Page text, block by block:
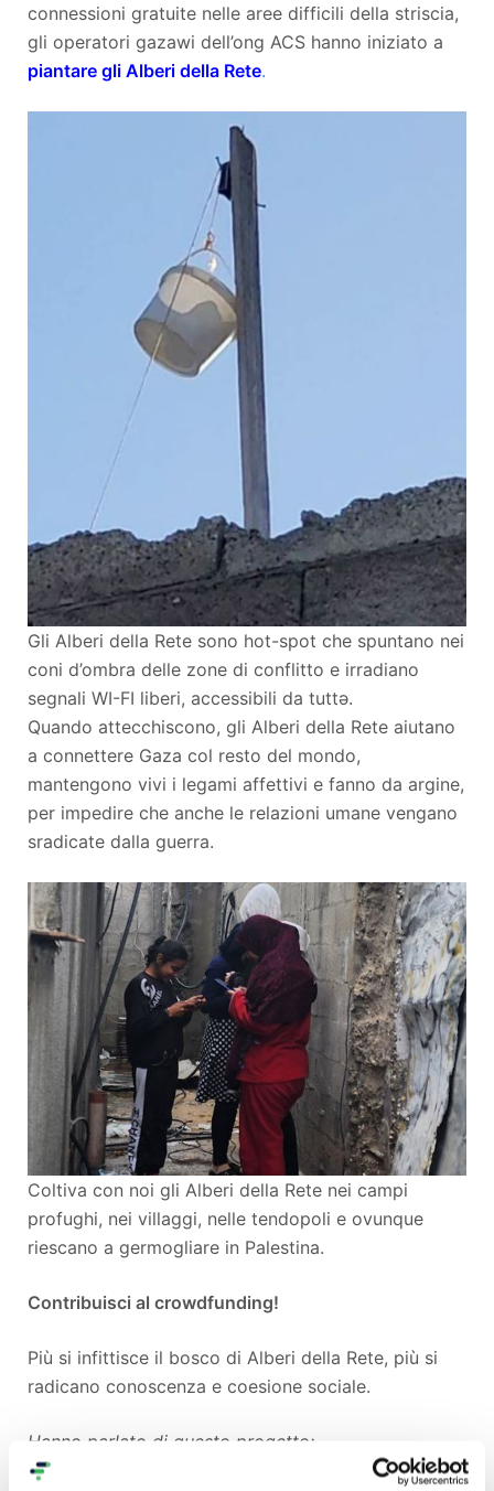
connessioni gratuite nelle aree difficili della striscia,
gli operatori gazawi dell’ong ACS hanno iniziato a
piantare gli Alberi della Rete.
Gli Alberi della Rete sono hot-spot che spuntano nei
coni d’ombra delle zone di conflitto e irradiano
segnali WI-FI liberi, accessibili da tuttə.
Quando attecchiscono, gli Alberi della Rete aiutano
a connettere Gaza col resto del mondo,
mantengono vivi i legami affettivi e fanno da argine,
per impedire che anche le relazioni umane vengano
sradicate dalla guerra.
Coltiva con noi gli Alberi della Rete nei campi
profughi, nei villaggi, nelle tendopoli e ovunque
riescano a germogliare in Palestina.
Contribuisci al crowdfunding!
Più si infittisce il bosco di Alberi della Rete, più si
radicano conoscenza e coesione sociale.
Hanno parlato di questo progetto: